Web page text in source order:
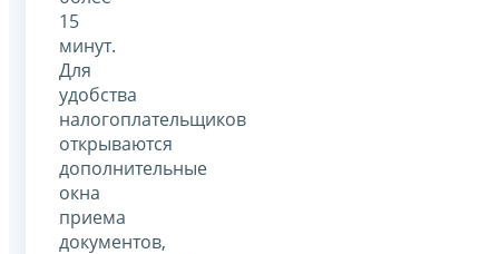
15
минут.
Для
удобства
налогоплательщиков
открываются
дополнительные
окна
приема
документов,